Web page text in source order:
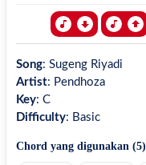
Song: Sugeng Riyadi
Artist: Pendhoza
Key: C
Difficulty: Basic
Chord yang digunakan (5)